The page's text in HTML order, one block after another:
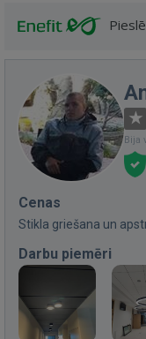
Bija
Cenas
Stikla griešana un
Darbu piemēri